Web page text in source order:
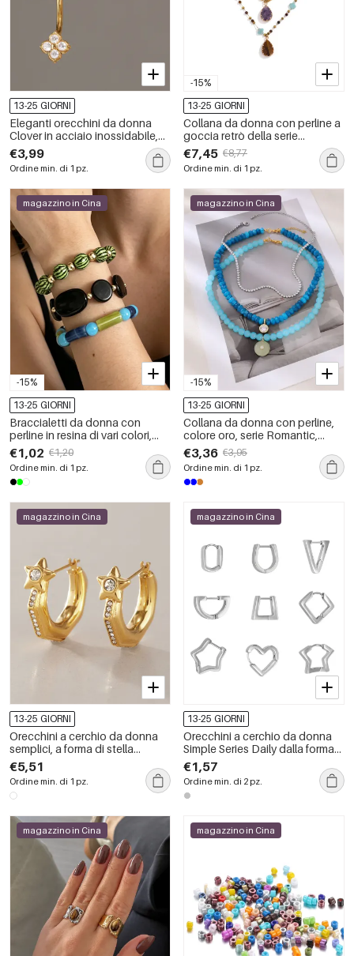
13-25 GIORNI
Eleganti orecchini da donna
Clover in acciaio inossidabile,
impermeabili, color oro, con
zirconi.
€3,99
Ordine min. di 1 pz.
-15%
13-25 GIORNI
Collana da donna con perline a
goccia retrò della serie
Romantic, in pietra naturale
color oro.
€7,45 €8,77
Ordine min. di 1 pz.
-15%
magazzino in Cina
13-25 GIORNI
Braccialetti da donna con
perline in resina di vari colori,
stile retrò, dalla forma irregolare
e semplice.
€1,02 €1,20
Ordine min. di 1 pz.
-15%
magazzino in Cina
13-25 GIORNI
Collana da donna con perline,
colore oro, serie Romantic,
Daily Beads Circle, pietre
naturali.
€3,36 €3,95
Ordine min. di 1 pz.
magazzino in Cina
13-25 GIORNI
Orecchini a cerchio da donna
semplici, a forma di stella
geometrica, in acciaio
inossidabile, impermeabili, color
oro, con strass.
€5,51
Ordine min. di 1 pz.
magazzino in Cina
13-25 GIORNI
Orecchini a cerchio da donna
Simple Series Daily dalla forma
irregolare, in acciaio
inossidabile e impermeabili.
€1,57
Ordine min. di 2 pz.
magazzino in Cina magazzino in Cina